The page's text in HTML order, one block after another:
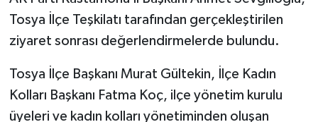
Tosya İlçe Teşkilatı tarafından gerçekleştirilen
ziyaret sonrası değerlendirmelerde bulundu.
Tosya İlçe Başkanı Murat Gültekin, İlçe Kadın
Kolları Başkanı Fatma Koç, ilçe yönetim kurulu
üyeleri ve kadın kolları yönetiminden oluşan
Küre Haberleri
Merkez Haberleri
Pınarbaşı Haberleri
Şenpazar Haberleri